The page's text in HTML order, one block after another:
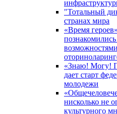
"Тотальный
странах мира
«Время
«Знаю! Могу!
дает старт
молодежи
нисколько не
культурного